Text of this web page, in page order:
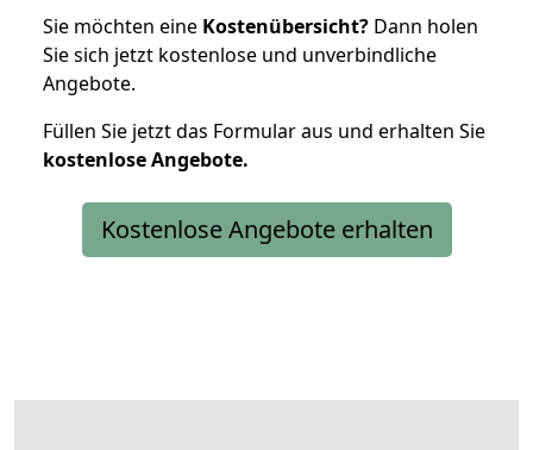
Sie möchten eine Kostenübersicht? Dann holen
Sie sich jetzt kostenlose und unverbindliche
Angebote.
Füllen Sie jetzt das Formular aus und erhalten Sie
kostenloseAngebote.
Kostenlose Angebote erhalten